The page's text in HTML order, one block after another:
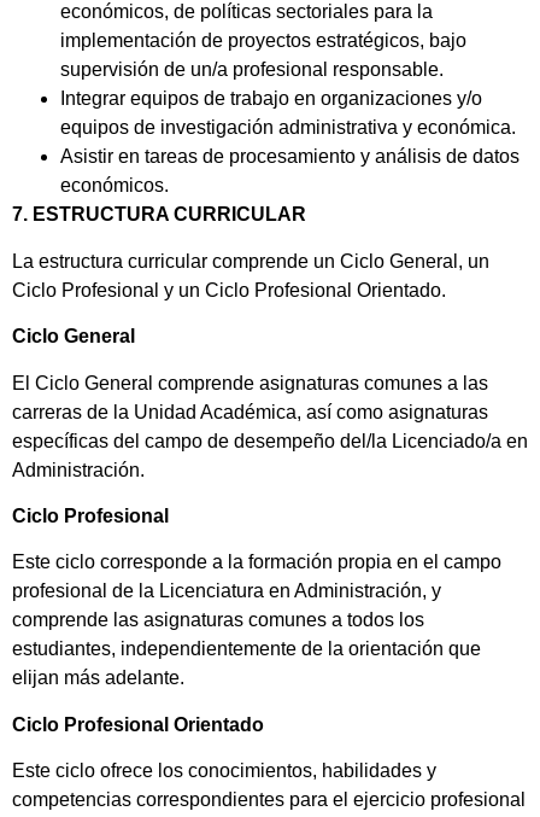
económicos, de políticas sectoriales para la
implementación de proyectos estratégicos, bajo
supervisión de un/a profesional responsable.
Integrar equipos de trabajo en organizaciones y/o
equipos de investigación administrativa y económica.
Asistir en tareas de procesamiento y análisis de datos
económicos.
7. ESTRUCTURA CURRICULAR
La estructura curricular comprende un Ciclo General, un
Ciclo Profesional y un Ciclo Profesional Orientado.
Ciclo General
El Ciclo General comprende asignaturas comunes a las
carreras de la Unidad Académica, así como asignaturas
específicas del campo de desempeño del/la Licenciado/a en
Administración.
Ciclo Profesional
Este ciclo corresponde a la formación propia en el campo
profesional de la Licenciatura en Administración, y
comprende las asignaturas comunes a todos los
estudiantes, independientemente de la orientación que
elijan más adelante.
Ciclo Profesional Orientado
Este ciclo ofrece los conocimientos, habilidades y
competencias correspondientes para el ejercicio profesional